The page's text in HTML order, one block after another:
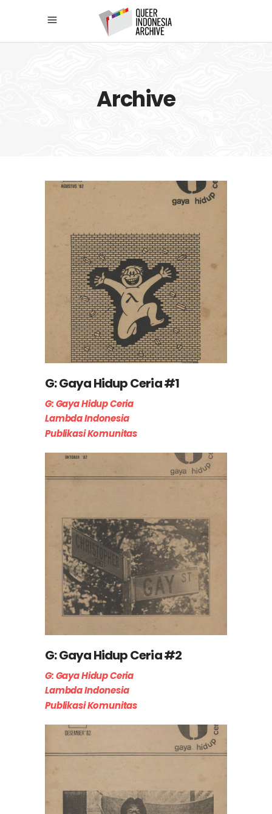
Archive
G: Gaya Hidup Ceria #1
G: Gaya Hidup Ceria
Lambda Indonesia
Publikasi Komunitas
G: Gaya Hidup Ceria #2
G: Gaya Hidup Ceria
Lambda Indonesia
Publikasi Komunitas